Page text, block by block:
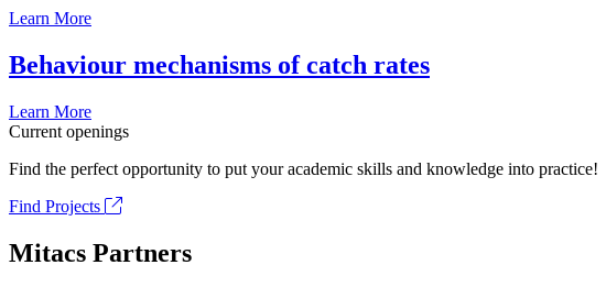
Learn More
Behaviour mechanisms of catch rates
Learn More
Current openings
Find the perfect opportunity to put your academic skills and knowledge into practice!
Find Projects
Mitacs Partners